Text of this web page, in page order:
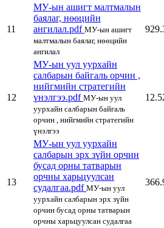
11
МУ-ын ашигт малтмалын
баялаг, нөөцийн
ангилал.pdf МУ-ын ашигт
малтмалын баялаг, нөөцийн
ангилал
12
МУ-ын уул уурхайн
салбарын байгаль орчин ,
нийгмийн стратегийн
үнэлгээ.pdf МУ-ын уул
уурхайн салбарын байгаль
орчин , нийгмийн стратегийн
үнэлгээ
13
МУ-ын уул уурхайн
салбарын эрх зүйн орчин
бусад орны татварын
орчны харьцуулсан
судалгаа.pdf МУ-ын уул
уурхайн салбарын эрх зүйн
орчин бусад орны татварын
орчны харьцуулсан судалгаа